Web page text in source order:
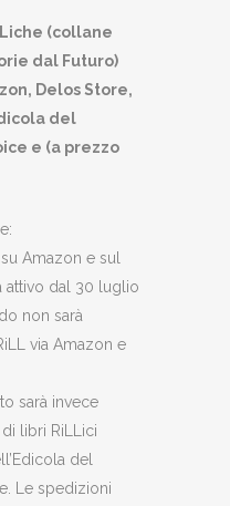
(collane
dal Futuro)
Delos Store,
del
e (a prezzo
Amazon e sul
attivo dal 30 luglio
non sarà
via Amazon e
sarà invece
libri RiLLici
del
Le spedizioni